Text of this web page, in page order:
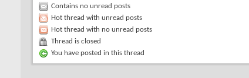
Contains no unread posts
Hot thread with unread posts
Hot thread with no unread posts
Thread is closed
You have posted in this thread